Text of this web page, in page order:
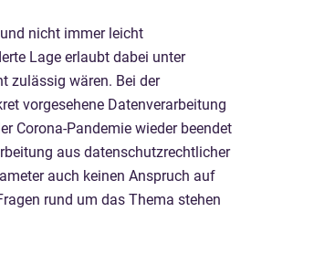
nicht immer leicht
Lage erlaubt dabei unter
zulässig wären. Bei der
vorgesehene Datenverarbeitung
Corona-Pandemie wieder beendet
aus datenschutzrechtlicher
auch keinen Anspruch auf
rund um das Thema stehen